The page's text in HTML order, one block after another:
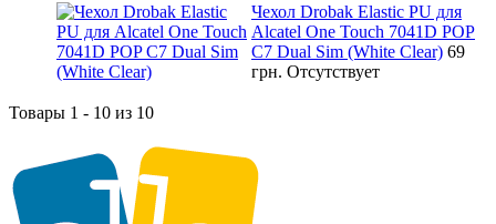
Чехол Drobak Elastic PU для
Alcatel One Touch 7041D POP
C7 Dual Sim (White Clear) 69
грн. Отсутствует
Товары 1 - 10 из 10